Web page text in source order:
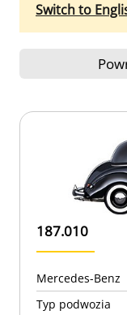
Switch to
187.010
Mercedes-Benz
Typ podwozia